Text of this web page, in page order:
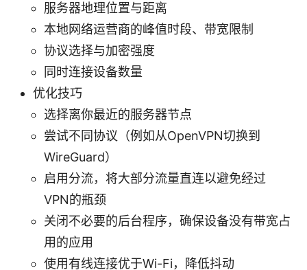
服务器地理位置与距离
本地网络运营商的峰值时段、带宽限制
协议选择与加密强度
同时连接设备数量
优化技巧
选择离你最近的服务器节点
尝试不同协议（例如从OpenVPN切换到
WireGuard）
启用分流，将大部分流量直连以避免经过
VPN的瓶颈
关闭不必要的后台程序，确保设备没有带宽占
用的应用
使用有线连接优于Wi-Fi，降低抖动